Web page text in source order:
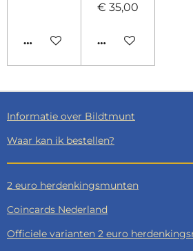
IN WINKELWAGEN
€ 35,00
HOUD MIJ OP
Informatie over Bildtmunt
Waar kan ik bestellen?
2 euro herdenkingsmunten
Coincards Nederland
Officiele varianten 2 euro